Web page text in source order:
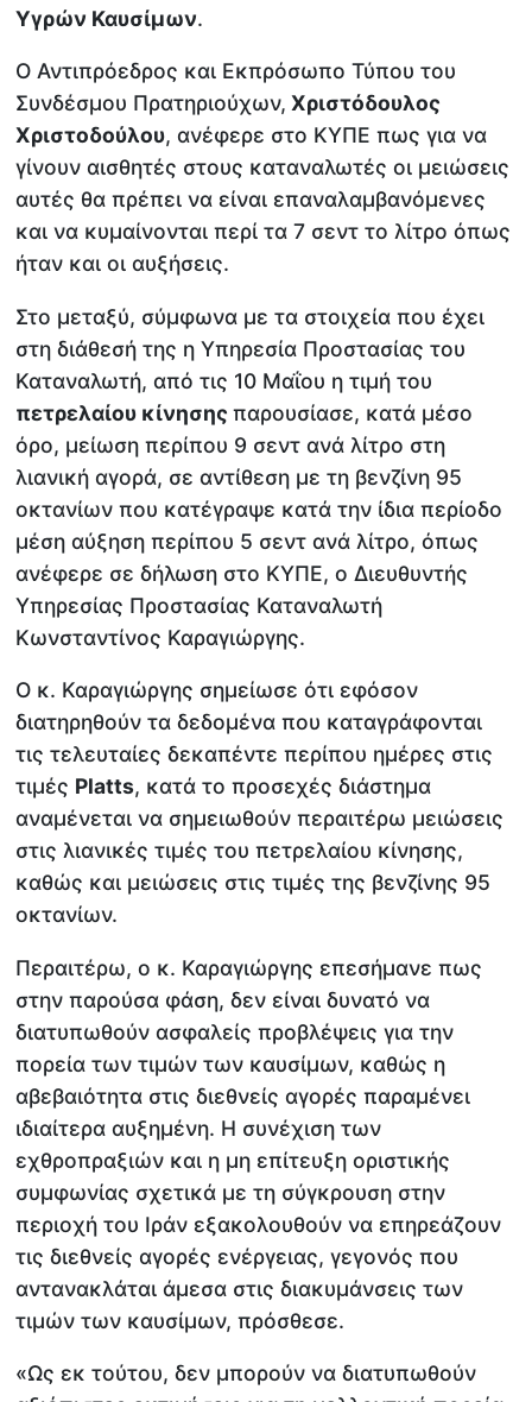
Υγρών Καυσίμων.
Ο Αντιπρόεδρος και Εκπρόσωπο Τύπου του
Συνδέσμου Πρατηριούχων, Χριστόδουλος
Χριστοδούλου, ανέφερε στο ΚΥΠΕ πως για να
γίνουν αισθητές στους καταναλωτές οι μειώσεις
αυτές θα πρέπει να είναι επαναλαμβανόμενες
και να κυμαίνονται περί τα 7 σεντ το λίτρο όπως
ήταν και οι αυξήσεις.
Στο μεταξύ, σύμφωνα με τα στοιχεία που έχει
στη διάθεσή της η Υπηρεσία Προστασίας του
Καταναλωτή, από τις 10 Μαΐου η τιμή του
πετρελαίου κίνησηςπαρουσίασε, κατά μέσο
όρο, μείωση περίπου 9 σεντ ανά λίτρο στη
λιανική αγορά, σε αντίθεση με τη βενζίνη 95
οκτανίων που κατέγραψε κατά την ίδια περίοδο
μέση αύξηση περίπου 5 σεντ ανά λίτρο, όπως
ανέφερε σε δήλωση στο ΚΥΠΕ, ο Διευθυντής
Υπηρεσίας Προστασίας Καταναλωτή
Κωνσταντίνος Καραγιώργης.
Ο κ. Καραγιώργης σημείωσε ότι εφόσον
διατηρηθούν τα δεδομένα που καταγράφονται
τις τελευταίες δεκαπέντε περίπου ημέρες στις
τιμές Platts, κατά το προσεχές διάστημα
αναμένεται να σημειωθούν περαιτέρω μειώσεις
στις λιανικές τιμές του πετρελαίου κίνησης,
καθώς και μειώσεις στις τιμές της βενζίνης 95
οκτανίων.
Περαιτέρω, ο κ. Καραγιώργης επεσήμανε πως
στην παρούσα φάση, δεν είναι δυνατό να
διατυπωθούν ασφαλείς προβλέψεις για την
πορεία των τιμών των καυσίμων, καθώς η
αβεβαιότητα στις διεθνείς αγορές παραμένει
ιδιαίτερα αυξημένη. Η συνέχιση των
εχθροπραξιών και η μη επίτευξη οριστικής
συμφωνίας σχετικά με τη σύγκρουση στην
περιοχή του Ιράν εξακολουθούν να επηρεάζουν
τις διεθνείς αγορές ενέργειας, γεγονός που
αντανακλάται άμεσα στις διακυμάνσεις των
τιμών των καυσίμων, πρόσθεσε.
«Ως εκ τούτου, δεν μπορούν να διατυπωθούν